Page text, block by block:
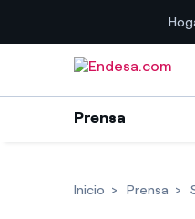
Prensa
Inicio Prensa